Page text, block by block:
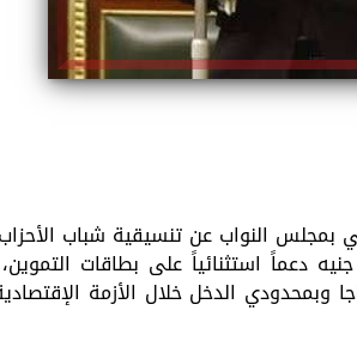
بمجلس النواب عن تنسيقية شباب
توجيه الرئيس عبد الفتاح السيسي بصرف 300 جنيه دعماً استثنائياً على
وبمحدودي الدخل خلال الأزمة